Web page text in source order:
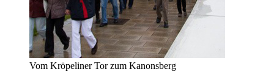
Vom Kröpeliner Tor zum Kanonsberg